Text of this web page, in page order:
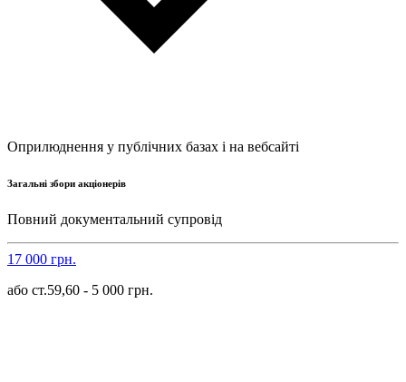
Оприлюднення у публічних базах і на вебсайті
Загальні збори акціонерів
Повний документальний супровід
17 000 грн.
або ст.59,60 - 5 000 грн.